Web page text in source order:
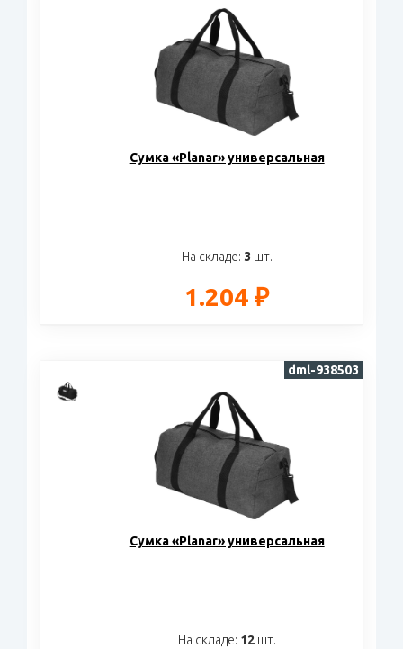
Cумка «Planar» универсальная
На складе: 3 шт.
1.204 ₽
Cумка «Planar» универсальная
На складе: 12шт.
dml-938503